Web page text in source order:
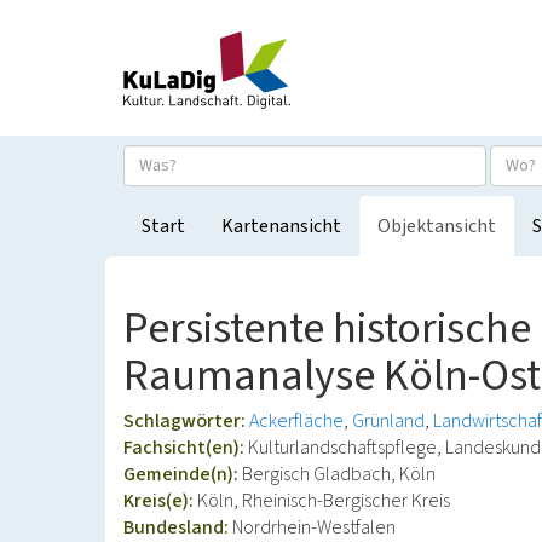
Start Kartenansicht Objektansicht
Persistente
Raumanalyse Köln-Ost
Schlagwörter:Ackerfläche Grünland
Fachsicht(en): Kulturlandschaftspflege,
Gemeinde(n): Bergisch Gladbach, Köln
Kreis(e): Köln, Rheinisch-Bergischer Kreis
Bundesland: Nordrhein-Westfalen